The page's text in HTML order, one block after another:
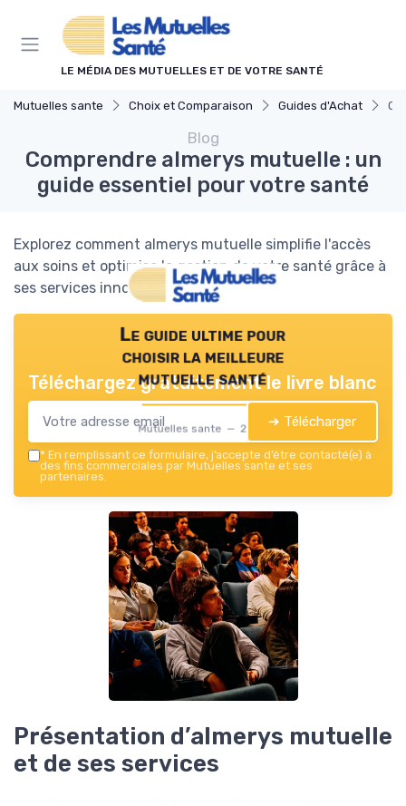
LE MÉDIA DES MUTUELLES ET DE VOTRE SANTÉ
Mutuelles sante Choix et Comparaison Guides d'Achat
Blog
Comprendre almerys mutuelle : un
guide essentiel pour votre santé
Explorez comment almerys mutuelle simplifie l'accès
aux soins et optimise la gestion de votre santé grâce à
ses services innovants.
Le guide ultime pour
choisir la meilleure
mutuelle santé
Mutuelles sante — 2026
Téléchargez gratuitement le livre blanc
➔ Télécharger
* En remplissant ce formulaire, j’accepte d’être contacté(e) à
des fins commerciales par Mutuelles sante et ses
partenaires.
Présentation d’almerys mutuelle
et de ses services